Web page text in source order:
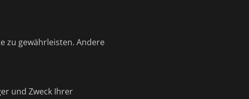
zu gewährleisten. Andere
und Zweck Ihrer